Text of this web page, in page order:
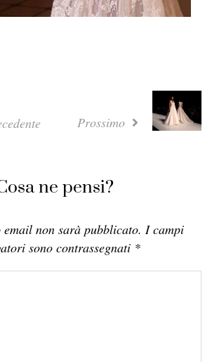
Prossimo
ne pensi?
non sarà pubblicato. I campi
sono contrassegnati *